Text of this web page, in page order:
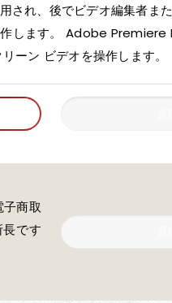
され、後でビデオ編集者ま
作します。 Adobe
ーン ビデオを操作します。
商取
です